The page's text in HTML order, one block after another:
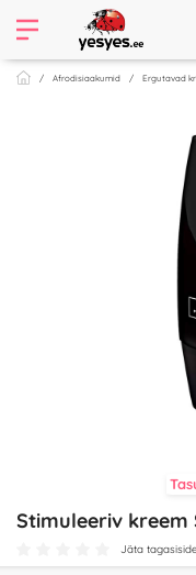
Afrodisiaakumid Ergutavad
Stimuleeriv kreem
Jäta